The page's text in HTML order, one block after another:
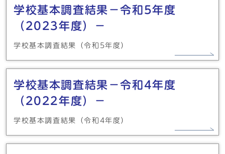
学校基本調査結果－令和5年度
（2023年度）－
学校基本調査結果（令和5年度）
学校基本調査結果－令和4年度
（2022年度）－
学校基本調査結果（令和4年度）